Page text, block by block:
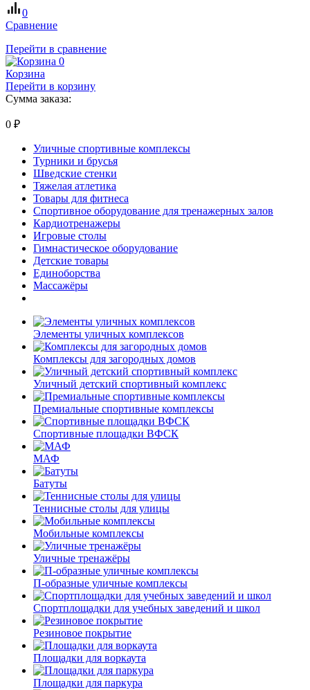
0
Сравнение
Перейти в сравнение
0
Корзина
Перейти в корзину
Сумма заказа:
0 ₽
Уличные спортивные комплексы
Турники и брусья
Шведские стенки
Тяжелая атлетика
Товары для фитнеса
Спортивное оборудование для тренажерных залов
Кардиотренажеры
Игровые столы
Гимнастическое оборудование
Детские товары
Единоборства
Массажёры
Элементы уличных комплексов
Комплексы для загородных домов
Уличный детский спортивный комплекс
Премиальные спортивные комплексы
Спортивные площадки ВФСК
МАФ
Батуты
Теннисные столы для улицы
Мобильные комплексы
Уличные тренажёры
П-образные уличные комплексы
Спортплощадки для учебных заведений и школ
Резиновое покрытие
Площадки для воркаута
Площадки для паркура